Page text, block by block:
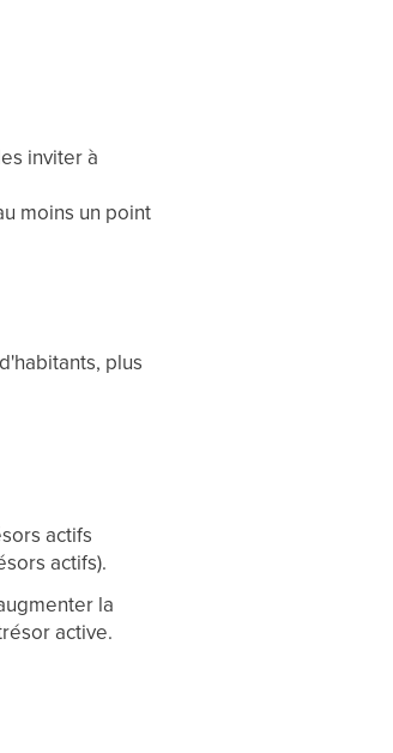
inviter à
moins un point
plus
actifs
actifs).
la
active.